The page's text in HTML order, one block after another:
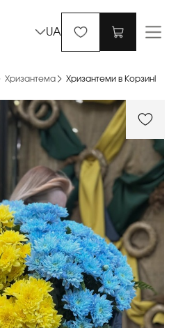
UA
Хризантема Хризантеми в Корзині